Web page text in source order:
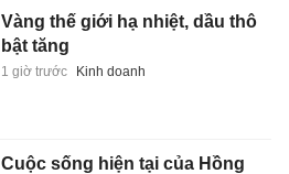
Vàng thế giới hạ nhiệt, dầu thô
bật tăng
1 giờ trước Kinh doanh
Cuộc sống hiện tại của Hồng